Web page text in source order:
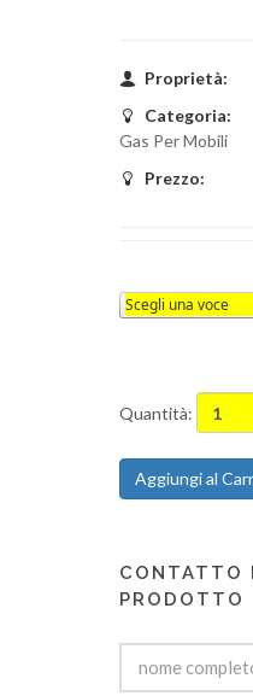
Proprietà:
Categoria:
Gas Per Mobili
Prezzo:
Quantità:
Aggiungi al
CONTATTO
PRODOTTO